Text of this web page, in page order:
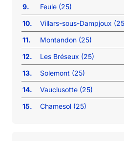
9.
Feule (25)
10.
Villars-sous-Dampjoux
11.
Montandon (25)
12.
Les Bréseux (25)
13.
Solemont (25)
14.
Vauclusotte (25)
15.
Chamesol (25)